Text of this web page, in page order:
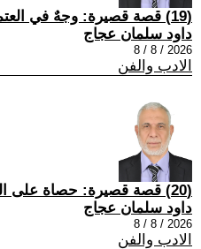
(19) قصة قصيرة: وجهٌ في العتمة
داود سلمان عجاج
2026 / 8 / 8
الادب والفن
(20) قصة قصيرة: حصاة على الجبين
داود سلمان عجاج
2026 / 8 / 8
الادب والفن